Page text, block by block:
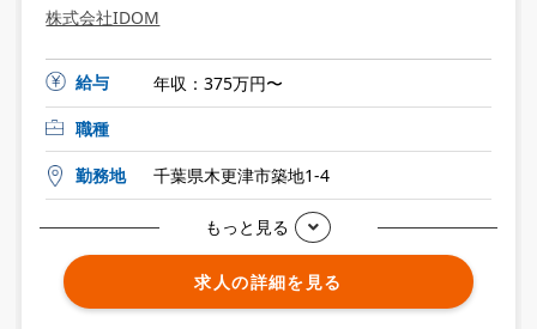
株式会社IDOM
給与
年収：375万円〜
職種
勤務地 千葉県木更津市築地1-4
もっと見る
求人の詳細を見る